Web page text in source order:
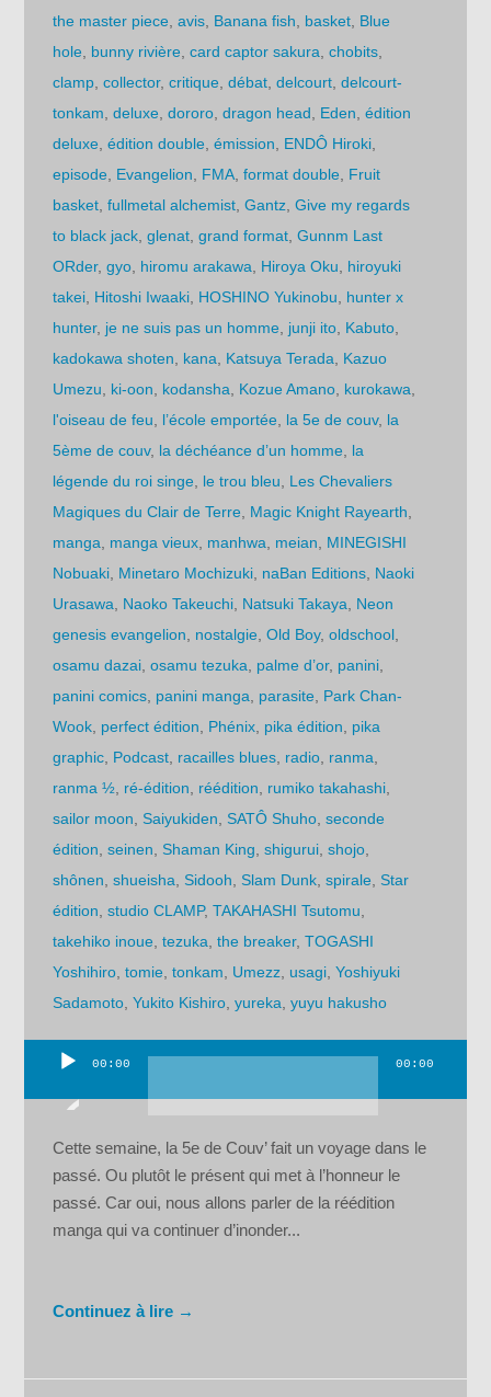
the master piece ,avis Banana fish basket Blue
hole bunny rivière ,card captor sakura ,chobits
clamp ,collector,critique ,débat ,delcourt ,delcourt-
tonkam ,deluxe ,dororo ,dragon head Eden ,édition
deluxe ,édition double ,émission ENDÔ Hiroki
episode Evangelion FMA ,format double Fruit
basket ,fullmetal alchemist ,Gantz ,Give my regards
to black jack ,glenat ,grand format ,Gunnm Last
ORder,gyo hiromu arakawa Hiroya Oku
hiroyuki
takei Hitoshi Iwaaki HOSHINO Yukinobu
hunter x
hunter, je ne suis pas un homme junji ito Kabuto
kadokawa shoten
kana Katsuya Terada
Kazuo
Umezu
ki-oon kodansha Kozue Amano kurokawa
l'oiseau de feu
l’école emportée la 5e de couv, la
5ème de couv, la déchéance d’un homme la
légende du roi singe le trou bleu
Les Chevaliers
Magiques du Clair de Terre Magic Knight Rayearth
manga
manga vieux manhwa meian
MINEGISHI
Nobuaki Minetaro Mochizuki naBan Editions Naoki
Urasawa
Naoko Takeuchi Natsuki Takaya
Neon
genesis evangelion
nostalgie ,Old Boy,oldschool
osamu dazai ,osamu tezuka palme d’or, panini
panini comics panini manga parasite Park Chan-
Wook perfect édition Phénix pika édition
pika
graphic Podcast racailles blues radio ranma
ranma ½ ré-édition réédition rumiko takahashi
sailor moon ,Saiyukiden ,SATÔ Shuho ,seconde
édition ,seinen ,Shaman King ,shigurui ,shojo
shônen ,shueisha ,Sidooh ,Slam Dunk ,spirale ,Star
édition ,studio CLAMP,TAKAHASHI Tsutomu
takehiko inoue ,tezuka ,the breaker,TOGASHI
Yoshihiro ,tomie ,tonkam Umezz usagi ,Yoshiyuki
Sadamoto ,Yukito Kishiro ,yureka ,yuyu hakusho
00:00 00:00
Cette semaine, la 5e de Couv’ fait un voyage dans le
passé. Ou plutôt le présent qui met à l’honneur le
passé. Car oui, nous allons parler de la réédition
manga qui va continuer d’inonder...
Continuez à lire →